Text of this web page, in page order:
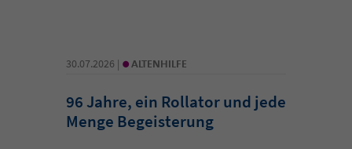
30.07.2026 | • ALTENHILFE
96 Jahre, ein Rollator und jede
Menge Begeisterung